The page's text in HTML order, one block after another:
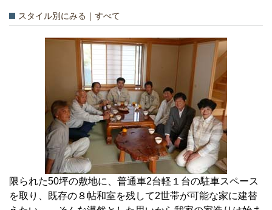
スタイル別にみる｜すべて
限られた50坪の敷地に、普通車2台軽１台の駐車スペース
を取り、既存の８帖和室を残して2世帯が可能な家に建替